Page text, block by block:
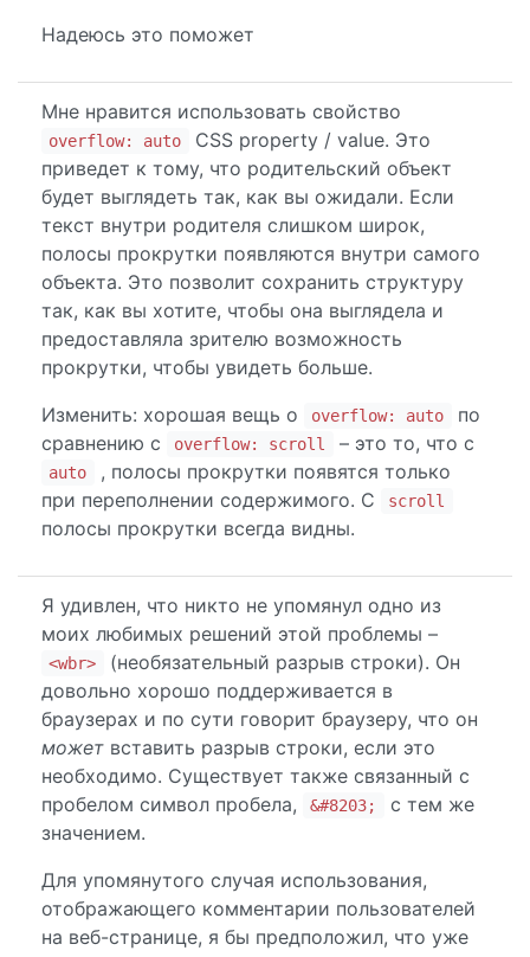
Надеюсь это поможет
Мне нравится использовать свойство
overflow: auto
CSS property / value. Это
приведет к тому, что родительский объект
будет выглядеть так, как вы ожидали. Если
текст внутри родителя слишком широк,
полосы прокрутки появляются внутри самого
объекта. Это позволит сохранить структуру
так, как вы хотите, чтобы она выглядела и
предоставляла зрителю возможность
прокрутки, чтобы увидеть больше.
Изменить: хорошая вещь о
overflow: auto
по
сравнению с
overflow: scroll – это то, что с
auto
, полосы прокрутки появятся только
при переполнении содержимого. С
scroll
полосы прокрутки всегда видны.
Я удивлен, что никто не упомянул одно из
моих любимых решений этой проблемы –
<wbr>
(необязательный разрыв строки). Он
довольно хорошо поддерживается в
браузерах и по сути говорит браузеру, что он
может вставить разрыв строки, если это
необходимо. Существует также связанный с
пробелом символ пробела,
&#8203;
с тем же
значением.
Для упомянутого случая использования,
отображающего комментарии пользователей
на веб-странице, я бы предположил, что уже